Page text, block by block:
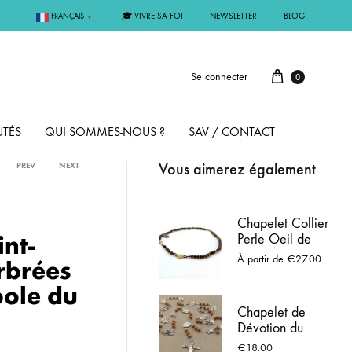
FRANÇAIS ▼ 🎓 VIVRE SA FOI NEWSLETTER BLOG
Se connecter 0
OR
QUI SOMMES-NOUS ? SAV / CONTACT
PREV NEXT
du
Vous aimerez également
Chapelet Collier
Perle Oeil de
Tigre - Médaille
de Saint Benoit
À partir de €27.00
Chapelet de
Dévotion du
Chemin de Croix -
€18.00